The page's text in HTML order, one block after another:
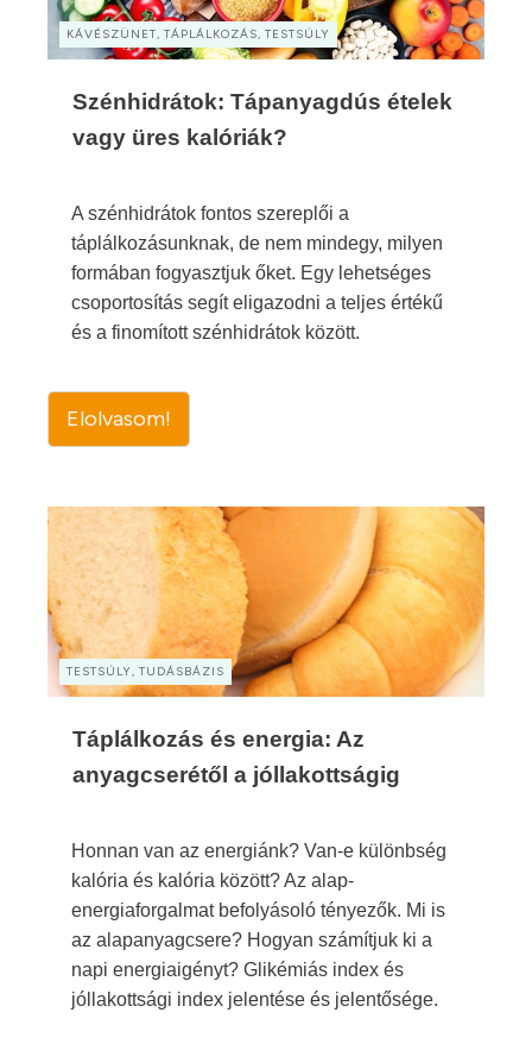
KÁVÉSZÜNET, TÁPLÁLKOZÁS, TESTSÚLY
Szénhidrátok: Tápanyagdús ételek
vagy üres kalóriák?
A szénhidrátok fontos szereplői a
táplálkozásunknak, de nem mindegy, milyen
formában fogyasztjuk őket. Egy lehetséges
csoportosítás segít eligazodni a teljes értékű
és a finomított szénhidrátok között.
Elolvasom!
TESTSÚLY, TUDÁSBÁZIS
Táplálkozás és energia: Az
anyagcserétől a jóllakottságig
Honnan van az energiánk? Van-e különbség
kalória és kalória között? Az alap-
energiaforgalmat befolyásoló tényezők. Mi is
az alapanyagcsere? Hogyan számítjuk ki a
napi energiaigényt? Glikémiás index és
jóllakottsági index jelentése és jelentősége.